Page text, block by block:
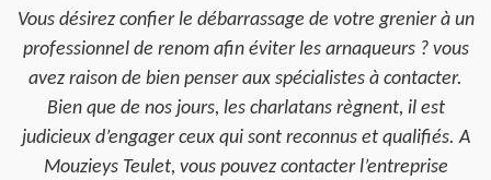
Vous désirez confier le débarrassage de votre grenier à un
professionnel de renom afin éviter les arnaqueurs ? vous
avez raison de bien penser aux spécialistes à contacter.
Bien que de nos jours, les charlatans règnent, il est
judicieux d’engager ceux qui sont reconnus et qualifiés. A
Mouzieys Teulet, vous pouvez contacter l’entreprise